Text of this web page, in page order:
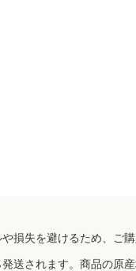
失を避けるため、ご
送されます。商品の原